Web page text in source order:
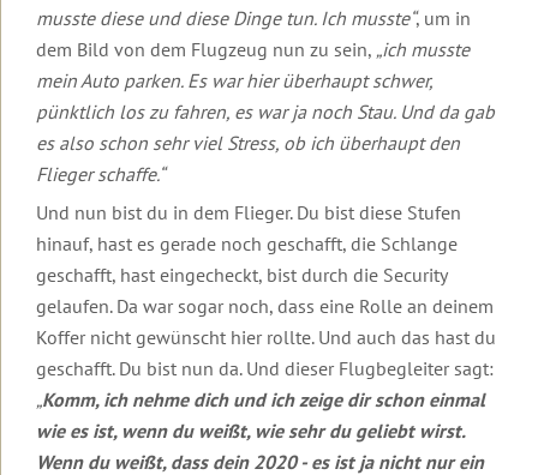
2021
2019
Dezember
2019
2019
Oktober
2019
September
2019
August
2019
musste diese und diese Dinge tun. Ich musste“, um in
dem Bild von dem Flugzeug nun zu sein, „ich musste
mein Auto parken. Es war hier überhaupt schwer,
pünktlich los zu fahren, es war ja noch Stau. Und da gab
es also schon sehr viel Stress, ob ich überhaupt den
Flieger schaffe.“
Und nun bist du in dem Flieger. Du bist diese Stufen
hinauf, hast es gerade noch geschafft, die Schlange
geschafft, hast eingecheckt, bist durch die Security
gelaufen. Da war sogar noch, dass eine Rolle an deinem
Koffer nicht gewünscht hier rollte. Und auch das hast du
geschafft. Du bist nun da. Und dieser Flugbegleiter sagt:
„Komm, ich nehme dich und ich zeige dir schon einmal
wie es ist, wenn du weißt, wie sehr du geliebt wirst.
Wenn du weißt, dass dein 2020 - es ist ja nicht nur ein